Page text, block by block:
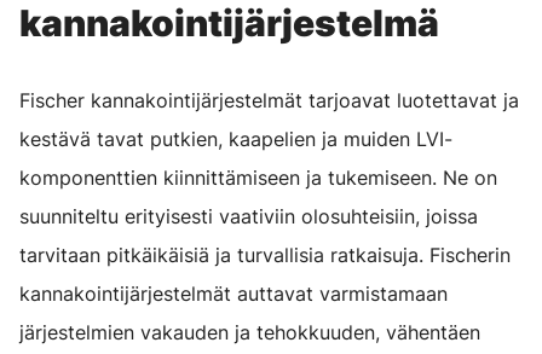
kannakointijärjestelmä
Fischer kannakointijärjestelmät tarjoavat luotettavat ja
kestävä tavat putkien, kaapelien ja muiden LVI-
komponenttien kiinnittämiseen ja tukemiseen. Ne on
suunniteltu erityisesti vaativiin olosuhteisiin, joissa
tarvitaan pitkäikäisiä ja turvallisia ratkaisuja. Fischerin
kannakointijärjestelmät auttavat varmistamaan
järjestelmien vakauden ja tehokkuuden, vähentäen